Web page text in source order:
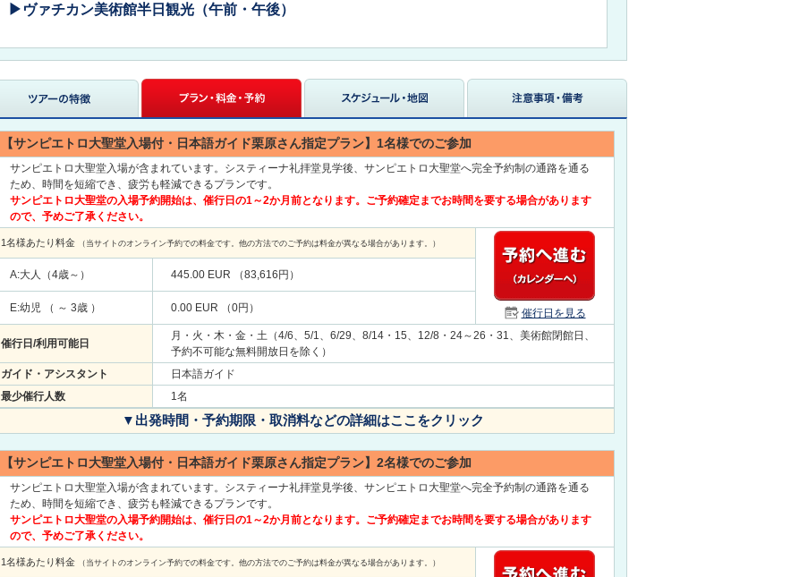
▶ヴァチカン美術館半日観光（午前・午後）
【サンピエトロ大聖堂入場付・日本語ガイド栗原さん指定プラン】1名様でのご参加
サンピエトロ大聖堂入場が含まれています。システィーナ礼拝堂見学後、サンピエトロ大聖堂へ完全予約制の通路を通る
ため、時間を短縮でき、疲労も軽減できるプランです。
サンピエトロ大聖堂の入場予約開始は、催行日の1～2か月前となります。ご予約確定までお時間を要する場合があります
ので、予めご了承ください。
1名様あたり料金 （当サイトのオンライン予約での料金です。他の方法でのご予約は料金が異なる場合があります。）
催行日を見る
A:大人（4歳～） 445.00 EUR （83,616円）
E:幼児 （ ～ 3歳 ） 0.00 EUR （0円）
催行日/利用可能日
月・火・木・金・土（4/6、5/1、6/29、8/14・15、12/8・24～26・31、美術館閉館日、
予約不可能な無料開放日を除く）
ガイド・アシスタント
日本語ガイド
最少催行人数
1名
▼出発時間・予約期限・取消料などの詳細はここをクリック
【サンピエトロ大聖堂入場付・日本語ガイド栗原さん指定プラン】2名様でのご参加
サンピエトロ大聖堂入場が含まれています。システィーナ礼拝堂見学後、サンピエトロ大聖堂へ完全予約制の通路を通る
ため、時間を短縮でき、疲労も軽減できるプランです。
サンピエトロ大聖堂の入場予約開始は、催行日の1～2か月前となります。ご予約確定までお時間を要する場合があります
ので、予めご了承ください。
1名様あたり料金 （当サイトのオンライン予約での料金です。他の方法でのご予約は料金が異なる場合があります。）